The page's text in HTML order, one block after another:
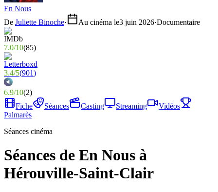
En Nous
De Juliette Binoche· Au cinéma le3 juin 2026·Documentaire
7.0/10(85)
3.4/5(901)
6.9/10(2)
Fiche
Séances Casting Streaming
Vidéos
Palmarès
Séances cinéma
Séances de En Nous à
Hérouville-Saint-Clair